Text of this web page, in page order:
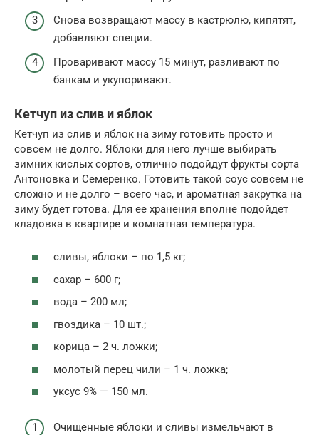
Снова возвращают массу в кастрюлю, кипятят,
добавляют специи.
Проваривают массу 15 минут, разливают по
банкам и укупоривают.
Кетчуп из слив и яблок
Кетчуп из слив и яблок на зиму готовить просто и
совсем не долго. Яблоки для него лучше выбирать
зимних кислых сортов, отлично подойдут фрукты сорта
Антоновка и Семеренко. Готовить такой соус совсем не
сложно и не долго – всего час, и ароматная закрутка на
зиму будет готова. Для ее хранения вполне подойдет
кладовка в квартире и комнатная температура.
сливы, яблоки – по 1,5 кг;
сахар – 600 г;
вода – 200 мл;
гвоздика – 10 шт.;
корица – 2 ч. ложки;
молотый перец чили – 1 ч. ложка;
уксус 9% — 150 мл.
Очищенные яблоки и сливы измельчают в